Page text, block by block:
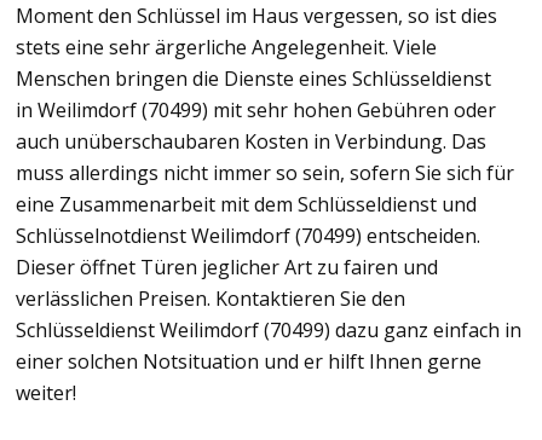
Moment den Schlüssel im Haus vergessen, so ist dies
stets eine sehr ärgerliche Angelegenheit. Viele
Menschen bringen die Dienste eines Schlüsseldienst
in Weilimdorf (70499) mit sehr hohen Gebühren oder
auch unüberschaubaren Kosten in Verbindung. Das
muss allerdings nicht immer so sein, sofern Sie sich für
eine Zusammenarbeit mit dem Schlüsseldienst und
Schlüsselnotdienst Weilimdorf (70499) entscheiden.
Dieser öffnet Türen jeglicher Art zu fairen und
verlässlichen Preisen. Kontaktieren Sie den
Schlüsseldienst Weilimdorf (70499) dazu ganz einfach in
einer solchen Notsituation und er hilft Ihnen gerne
weiter!